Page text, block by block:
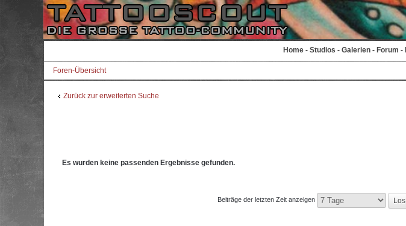
Home - Studios - Galerien - Forum -
Foren-Übersicht
Zurück zur erweiterten Suche
Es wurden keine passenden Ergebnisse gefunden.
Beiträge der letzten Zeit anzeigen